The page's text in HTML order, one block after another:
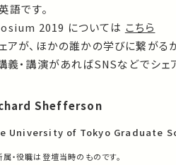
語です。
2019 については こちら
が、ほかの誰かの学びに繋がる
義・講演があればSNSなどでシェ
Shefferson
University of Tokyo Graduate
・役職は登壇当時のものです。